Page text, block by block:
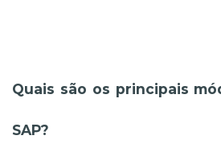
Quais são os principais
SAP?